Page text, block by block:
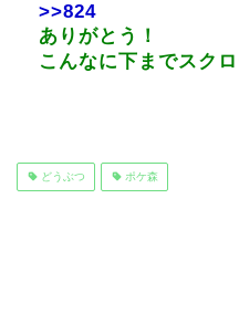
>>824
ありがとう！
こんなに下までスク
どうぶつ ポケ森